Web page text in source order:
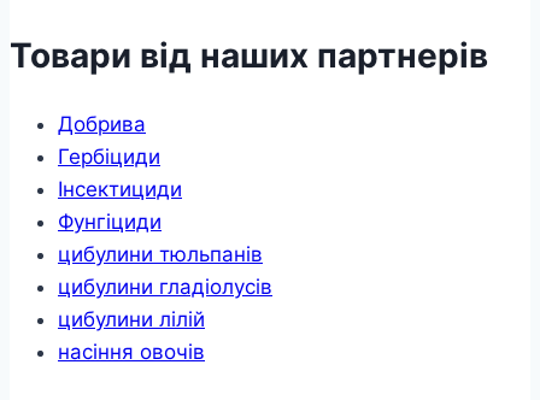
Товари від наших партнерів
Добрива
Гербіциди
Інсектициди
Фунгіциди
цибулини тюльпанів
цибулини гладіолусів
цибулини лілій
насіння овочів